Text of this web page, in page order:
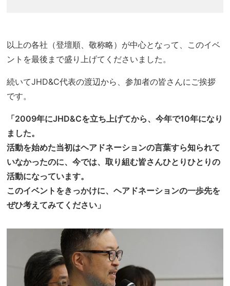
以上の各社（登壇順、敬称略）が中心となって、このイベ
ントを最後まで盛り上げてくださいました。
続いてJHD&C代表の渡辺から、参加者の皆さんにご挨拶
です。
「2009年にJHD&Cを立ち上げてから、今年で10年になり
ました。
活動を始めた当初はヘアドネーションの言葉すら知られて
いなかったのに、今では、取り組む皆さんひとりひとりの
活動になっています。
このイベントをきっかけに、ヘアドネーションの一歩先を
ぜひ考えてみてください」